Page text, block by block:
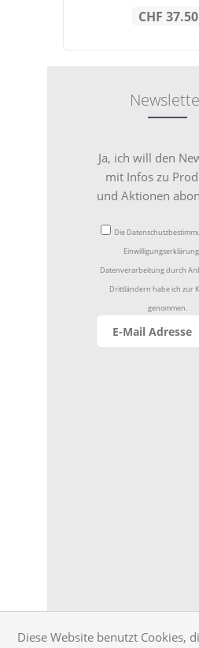
CHF
Ja, ich will den
mit Infos zu
und Aktionen
Die
Datenverarbeitung durch
Drittländern habe ich zur
genommen.
Diese Website benutzt Cookies,